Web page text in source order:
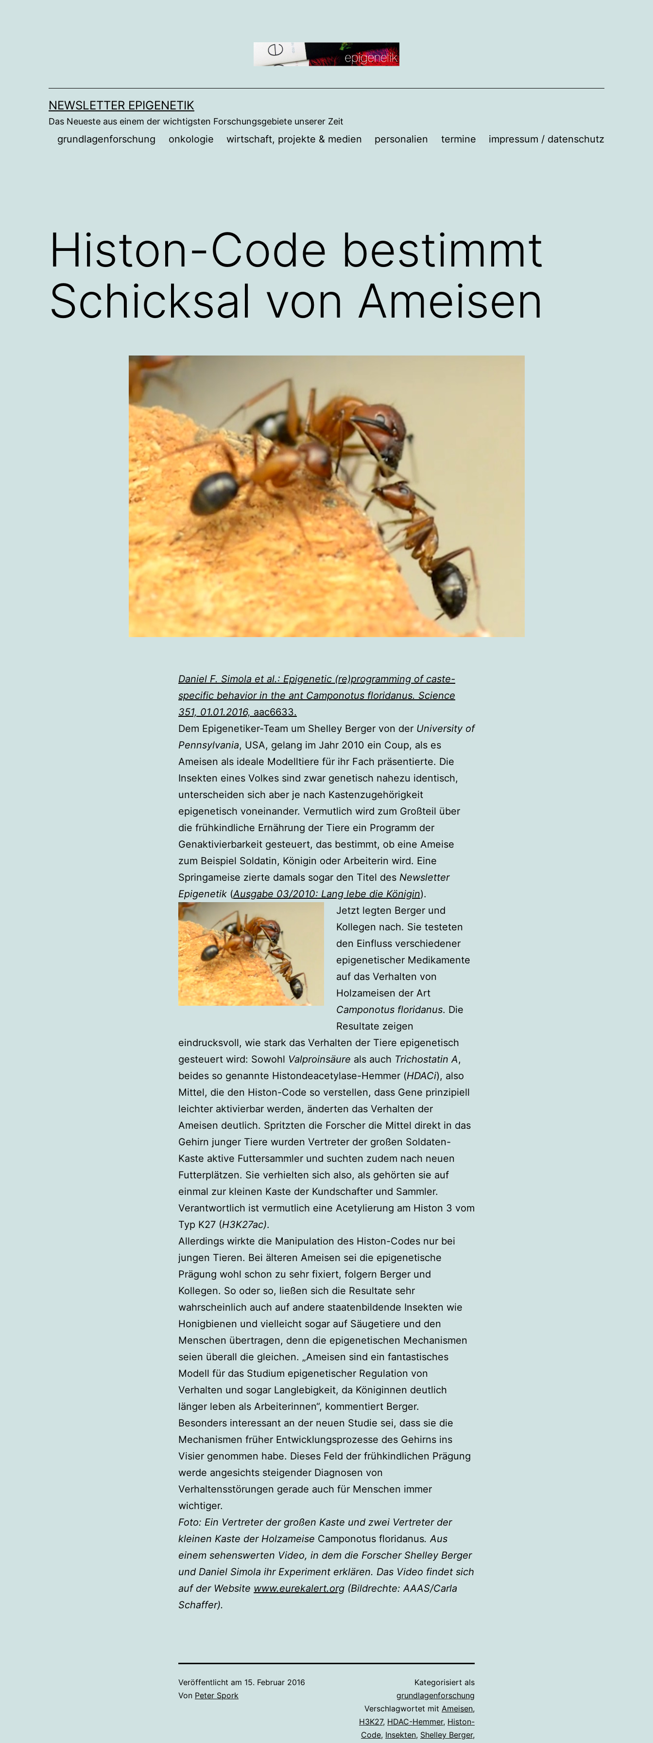
NEWSLETTER EPIGENETIK
Das Neueste aus einem der wichtigsten Forschungsgebiete unserer Zeit
grundlagenforschung onkologie wirtschaft, projekte & medien personalien termine impressum / datenschutz
Histon-Code bestimmt
Schicksal von Ameisen
Daniel F. Simola et al.: Epigenetic (re)programming of caste-
specific behavior in the ant Camponotus floridanus. Science
351, 01.01.2016, aac6633.
Dem Epigenetiker-Team um Shelley Berger von der University of
Pennsylvania, USA, gelang im Jahr 2010 ein Coup, als es
Ameisen als ideale Modelltiere für ihr Fach präsentierte. Die
Insekten eines Volkes sind zwar genetisch nahezu identisch,
unterscheiden sich aber je nach Kastenzugehörigkeit
epigenetisch voneinander. Vermutlich wird zum Großteil über
die frühkindliche Ernährung der Tiere ein Programm der
Genaktivierbarkeit gesteuert, das bestimmt, ob eine Ameise
zum Beispiel Soldatin, Königin oder Arbeiterin wird. Eine
Springameise zierte damals sogar den Titel des Newsletter
Epigenetik (Ausgabe 03/2010: Lang lebe die Königin).
Jetzt legten Berger und
Kollegen nach. Sie testeten
den Einfluss verschiedener
epigenetischer Medikamente
auf das Verhalten von
Holzameisen der Art
Camponotus floridanus. Die
Resultate zeigen
eindrucksvoll, wie stark das Verhalten der Tiere epigenetisch
gesteuert wird: Sowohl Valproinsäure als auch Trichostatin A,
beides so genannte Histondeacetylase-Hemmer (HDACi), also
Mittel, die den Histon-Code so verstellen, dass Gene prinzipiell
leichter aktivierbar werden, änderten das Verhalten der
Ameisen deutlich. Spritzten die Forscher die Mittel direkt in das
Gehirn junger Tiere wurden Vertreter der großen Soldaten-
Kaste aktive Futtersammler und suchten zudem nach neuen
Futterplätzen. Sie verhielten sich also, als gehörten sie auf
einmal zur kleinen Kaste der Kundschafter und Sammler.
Verantwortlich ist vermutlich eine Acetylierung am Histon 3 vom
Typ K27 (H3K27ac).
Allerdings wirkte die Manipulation des Histon-Codes nur bei
jungen Tieren. Bei älteren Ameisen sei die epigenetische
Prägung wohl schon zu sehr fixiert, folgern Berger und
Kollegen. So oder so, ließen sich die Resultate sehr
wahrscheinlich auch auf andere staatenbildende Insekten wie
Honigbienen und vielleicht sogar auf Säugetiere und den
Menschen übertragen, denn die epigenetischen Mechanismen
seien überall die gleichen. „Ameisen sind ein fantastisches
Modell für das Studium epigenetischer Regulation von
Verhalten und sogar Langlebigkeit, da Königinnen deutlich
länger leben als Arbeiterinnen“, kommentiert Berger.
Besonders interessant an der neuen Studie sei, dass sie die
Mechanismen früher Entwicklungsprozesse des Gehirns ins
Visier genommen habe. Dieses Feld der frühkindlichen Prägung
werde angesichts steigender Diagnosen von
Verhaltensstörungen gerade auch für Menschen immer
wichtiger.
Foto: Ein Vertreter der großen Kaste und zwei Vertreter der
kleinen Kaste der Holzameise Camponotus floridanus. Aus
einem sehenswerten Video, in dem die Forscher Shelley Berger
und Daniel Simola ihr Experiment erklären. Das Video findet sich
auf der Website www.eurekalert.org (Bildrechte: AAAS/Carla
Schaffer).
Veröffentlicht am 15. Februar 2016
Von Peter Spork
Kategorisiert als
grundlagenforschung
Verschlagwortet mit Ameisen,
H3K27, HDAC-Hemmer, Histon-
Code, Insekten, Shelley Berger,